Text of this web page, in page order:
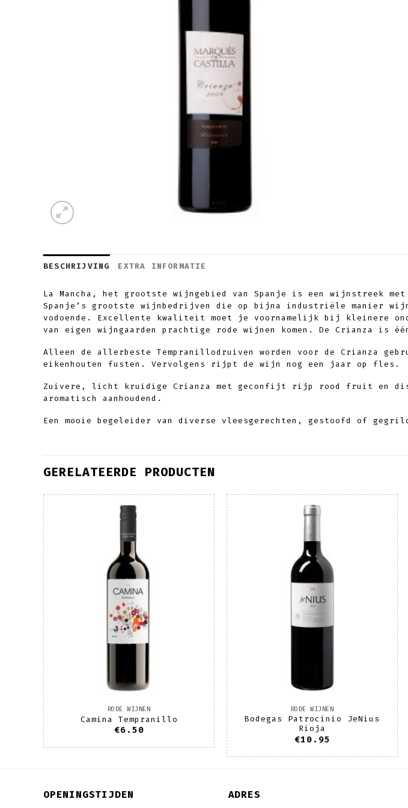
BESCHRIJVING EXTRA INFORMATIE
La Mancha, het grootste wijngebied van Spanje is een wijnstreek
Spanje’s grootste wijnbedrijven die op bijna industriële manier
vodoende. Excellente kwaliteit moet je voornamelijk bij kleinere
van eigen wijngaarden prachtige rode wijnen komen. De Crianza
Alleen de allerbeste Tempranillodruiven worden voor de Crianza
eikenhouten fusten. Vervolgens rijpt de wijn nog een jaar op fles.
Zuivere, licht kruidige Crianza met geconfijt rijp rood fruit en
aromatisch aanhoudend.
Een mooie begeleider van diverse vleesgerechten, gestoofd of
GERELATEERDE PRODUCTEN
RODE WIJNEN
Camina Tempranillo
€6.50
RODE WIJNEN
Bodegas Patrocinio JeNius
Rioja
€10.95
OPENINGSTIJDEN ADRES